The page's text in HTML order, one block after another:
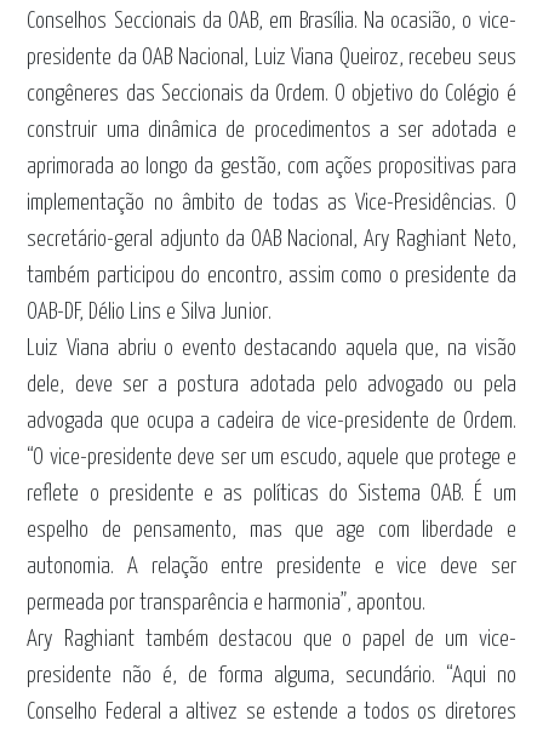
Conselhos Seccionais da OAB, em Brasília. Na ocasião, o vice-
presidente da OAB Nacional, Luiz Viana Queiroz, recebeu seus
congêneres das Seccionais da Ordem. O objetivo do Colégio é
construir uma dinâmica de procedimentos a ser adotada e
aprimorada ao longo da gestão, com ações propositivas para
implementação no âmbito de todas as Vice-Presidências. O
secretário-geral adjunto da OAB Nacional, Ary Raghiant Neto,
também participou do encontro, assim como o presidente da
OAB-DF, Délio Lins e Silva Junior.
Luiz Viana abriu o evento destacando aquela que, na visão
dele, deve ser a postura adotada pelo advogado ou pela
advogada que ocupa a cadeira de vice-presidente de Ordem.
“O vice-presidente deve ser um escudo, aquele que protege e
reflete o presidente e as políticas do Sistema OAB. É um
espelho de pensamento, mas que age com liberdade e
autonomia. A relação entre presidente e vice deve ser
permeada por transparência e harmonia”, apontou.
Ary Raghiant também destacou que o papel de um vice-
presidente não é, de forma alguma, secundário. “Aqui no
Conselho Federal a altivez se estende a todos os diretores